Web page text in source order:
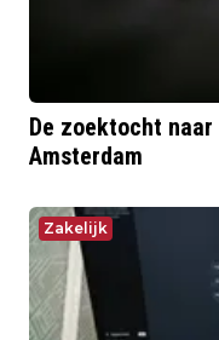
De zoektocht
Amsterdam
Zakelijk